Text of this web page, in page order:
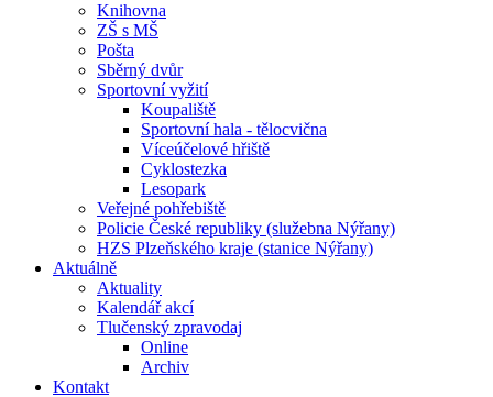
Knihovna
ZŠ s MŠ
Pošta
Sběrný dvůr
Sportovní vyžití
Koupaliště
Sportovní hala - tělocvična
Víceúčelové hřiště
Cyklostezka
Lesopark
Veřejné pohřebiště
Policie České republiky (služebna Nýřany)
HZS Plzeňského kraje (stanice Nýřany)
Aktuálně
Aktuality
Kalendář akcí
Tlučenský zpravodaj
Online
Archiv
Kontakt